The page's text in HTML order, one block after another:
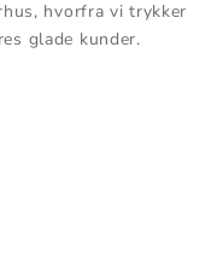
hvorfra vi trykker
glade kunder.